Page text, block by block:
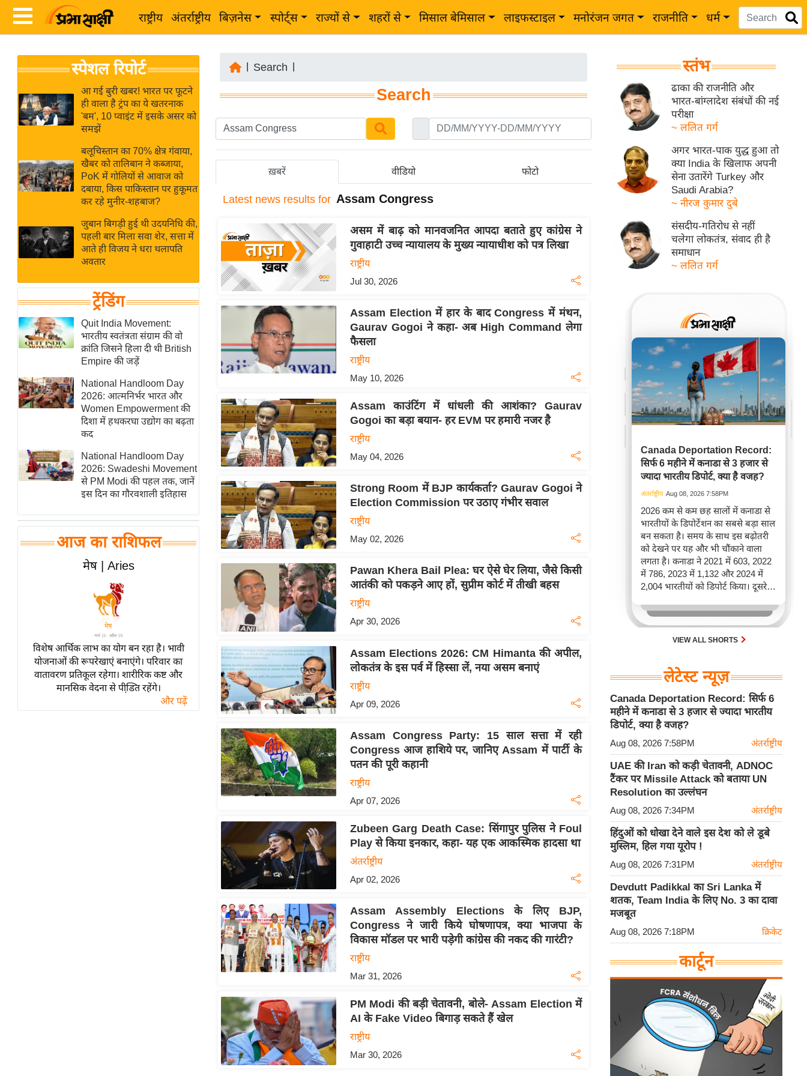
राष्ट्रीय अंतर्राष्ट्रीय बिज़नेस स्पोर्ट्स राज्यों से शहरों से मिसाल बेमिसाल लाइफस्टाइल मनोरंजन जगत राजनीति धर्म
News
Hindi
Live
News in
Hindi
News
Hindi
Videos
ख
ब
र
अंतर्राष्ट्रीय
बिज़नेस
विशेषज्ञ
राय
खेल
क्रिकेट
IPL
2026
ई-पेपर
मिसाल बेमिसाल
शख्सियत
यंग इंडिया
साहित्य जगत
ऑटो वर्ल्ड
न्यूज ब्रीफ
बॉलीवुड
हॉलीवुड
फिल्म समीक्षा
लाइफस्टाइल
टेक्नॉलॉजी
ब्यूटी/फैशन
घरेलू नुस्खे
पर्यटन स्थल
फिटनेस मंत्रा
स्पेशल रिपोर्ट
आ गई बुरी खबर! भारत पर फूटने
ही वाला है ट्रंप का ये खतरनाक
'बम', 10 प्वाइंट में इसके असर को
समझें
बलूचिस्तान का 70% क्षेत्र गंवाया,
खैबर को तालिबान ने कब्जाया,
PoK में गोलियों से आवाज को
दबाया, किस पाकिस्तान पर हुकूमत
कर रहे मुनीर-शहबाज?
जुबान बिगड़ी हुई थी उदयनिधि की,
पहली बार मिला सवा शेर, सत्ता में
आते ही विजय ने धरा थलापति
अवतार
ट्रेंडिंग
Quit India Movement:
भारतीय स्वतंत्रता संग्राम की वो
क्रांति जिसने हिला दी थी British
Empire की जड़ें
National Handloom Day
2026: आत्मनिर्भर भारत और
Women Empowerment की
दिशा में हथकरघा उद्योग का बढ़ता
कद
National Handloom Day
2026: Swadeshi Movement
से PM Modi की पहल तक, जानें
इस दिन का गौरवशाली इतिहास
आज का राशिफल
मेष | Aries
विशेष आर्थिक लाभ का योग बन रहा है। भावी
योजनाओं की रूपरेखाएं बनाएंगे। परिवार का
वातावरण प्रतिकूल रहेगा। शारीरिक कष्ट और
मानसिक वेदना से पीडि़त रहेंगे।
और पढ़ें
Search
Search
ख़बरें वीडियो फोटो
Latest news results for Assam Congress
असम में बाढ़ को मानवजनित आपदा बताते हुए कांग्रेस ने
गुवाहाटी उच्च न्यायालय के मुख्य न्यायाधीश को पत्र लिखा
राष्ट्रीय
Jul 30, 2026
Assam Election में हार के बाद Congress में मंथन,
Gaurav Gogoi ने कहा- अब High Command लेगा
फैसला
राष्ट्रीय
May 10, 2026
Assam काउंटिंग में धांधली की आशंका? Gaurav
Gogoi का बड़ा बयान- हर EVM पर हमारी नजर है
राष्ट्रीय
May 04, 2026
Strong Room में BJP कार्यकर्ता? Gaurav Gogoi ने
Election Commission पर उठाए गंभीर सवाल
राष्ट्रीय
May 02, 2026
Pawan Khera Bail Plea: घर ऐसे घेर लिया, जैसे किसी
आतंकी को पकड़ने आए हों, सुप्रीम कोर्ट में तीखी बहस
राष्ट्रीय
Apr 30, 2026
Assam Elections 2026: CM Himanta की अपील,
लोकतंत्र के इस पर्व में हिस्सा लें, नया असम बनाएं
राष्ट्रीय
Apr 09, 2026
Assam Congress Party: 15 साल सत्ता में रही
Congress आज हाशिये पर, जानिए Assam में पार्टी के
पतन की पूरी कहानी
राष्ट्रीय
Apr 07, 2026
Zubeen Garg Death Case: सिंगापुर पुलिस ने Foul
Play से किया इनकार, कहा- यह एक आकस्मिक हादसा था
अंतर्राष्ट्रीय
Apr 02, 2026
Assam Assembly Elections के लिए BJP,
Congress ने जारी किये घोषणापत्र, क्या भाजपा के
विकास मॉडल पर भारी पड़ेगी कांग्रेस की नकद की गारंटी?
राष्ट्रीय
Mar 31, 2026
PM Modi की बड़ी चेतावनी, बोले- Assam Election में
AI के Fake Video बिगाड़ सकते हैं खेल
राष्ट्रीय
Mar 30, 2026
स्तंभ
ढाका की राजनीति और
भारत-बांग्लादेश संबंधों की नई
परीक्षा
~ ललित गर्ग
अगर भारत-पाक युद्ध हुआ तो
क्या India के खिलाफ अपनी
सेना उतारेंगे Turkey और
Saudi Arabia?
~ नीरज कुमार दुबे
संसदीय-गतिरोध से नहीं
चलेगा लोकतंत्र, संवाद ही है
समाधान
~ ललित गर्ग
Canada Deportation Record:
सिर्फ 6 महीने में कनाडा से 3 हजार से
ज्यादा भारतीय डिपोर्ट, क्या है वजह?
अंतर्राष्ट्रीय Aug 08, 2026 7:58PM
2026 कम से कम छह सालों में कनाडा से
भारतीयों के डिपोर्टेशन का सबसे बड़ा साल
बन सकता है। समय के साथ इस बढ़ोतरी
को देखने पर यह और भी चौंकाने वाला
लगता है। कनाडा ने 2021 में 603, 2022
में 786, 2023 में 1,132 और 2024 में
2,004 भारतीयों को डिपोर्ट किया। दूसरे
पूरे साल की तुलना में 2026 की पहली
छमाही में ज़्यादा भारतीयों को वापस भेजा
VIEW ALL SHORTS
लेटेस्ट न्यूज़
Canada Deportation Record: सिर्फ 6
महीने में कनाडा से 3 हजार से ज्यादा भारतीय
डिपोर्ट, क्या है वजह?
Aug 08, 2026 7:58PM अंतर्राष्ट्रीय
UAE की Iran को कड़ी चेतावनी, ADNOC
टैंकर पर Missile Attack को बताया UN
Resolution का उल्लंघन
Aug 08, 2026 7:34PM अंतर्राष्ट्रीय
हिंदुओं को धोखा देने वाले इस देश को ले डूबे
मुस्लिम, हिल गया यूरोप !
Aug 08, 2026 7:31PM अंतर्राष्ट्रीय
Devdutt Padikkal का Sri Lanka में
शतक, Team India के लिए No. 3 का दावा
मजबूत
Aug 08, 2026 7:18PM क्रिकेट
कार्टून